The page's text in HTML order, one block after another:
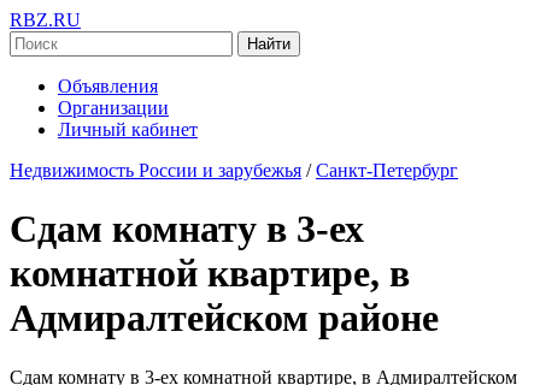
RBZ.RU
Найти
Объявления
Организации
Личный кабинет
Недвижимость России и зарубежья / Санкт-Петербург
Сдам комнату в 3-ех
комнатной квартире, в
Адмиралтейском районе
Сдам комнату в 3-ех комнатной квартире, в Адмиралтейском